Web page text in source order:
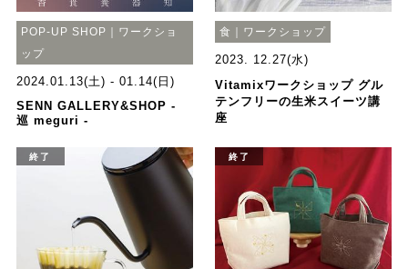
POP-UP SHOP｜ワークショ
ップ
2024.01.13(土) - 01.14(日)
SENN GALLERY&SHOP -
巡 meguri -
食｜ワークショップ
2023. 12.27(水)
Vitamixワークショップ グル
テンフリーの生米スイーツ講
座
終了 終了